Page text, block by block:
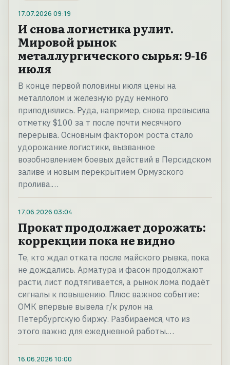
17.07.2026 09:19
И снова логистика рулит.
Мировой рынок
металлургического сырья: 9-16
июля
В конце первой половины июля цены на
металлолом и железную руду немного
приподнялись. Руда, например, снова превысила
отметку $100 за т после почти месячного
перерыва. Основным фактором роста стало
удорожание логистики, вызванное
возобновлением боевых действий в Персидском
заливе и новым перекрытием Ормузского
пролива.…
17.06.2026 03:04
Прокат продолжает дорожать:
коррекции пока не видно
Те, кто ждал отката после майского рывка, пока
не дождались. Арматура и фасон продолжают
расти, лист подтягивается, а рынок лома подаёт
сигналы к повышению. Плюс важное событие:
ОМК впервые вывела г/к рулон на
Петербургскую биржу. Разбираемся, что из
этого важно для ежедневной работы.…
16.06.2026 10:00